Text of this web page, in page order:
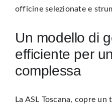
officine selezionatee
Un modello di
efficiente per
complessa
La ASL Toscana, copre